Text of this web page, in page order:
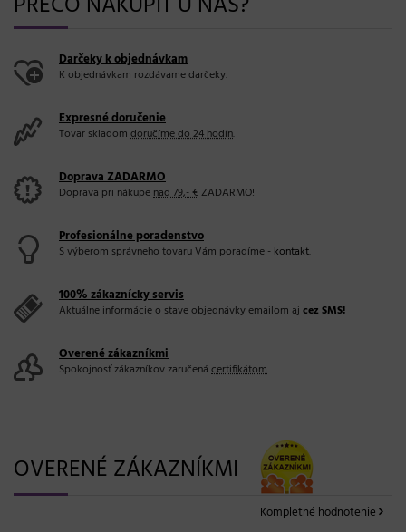
Darčeky k objednávkam
K objednávkam rozdávame darčeky.
Expresné doručenie
Tovar skladom doručíme do 24 hodín.
Doprava ZADARMO
Doprava pri nákupenad 79,- €ZADARMO!
Profesionálne poradenstvo
S výberom správneho tovaru Vám poradíme -kontakt.
100% zákaznícky servis
Aktuálne informácie o stave objednávky emailom aj cez SMS!
Overené zákazníkmi
Spokojnosť zákazníkov zaručená certifikátom.
OVERENÉ ZÁKAZNÍKMI
Kompletné hodnotenie